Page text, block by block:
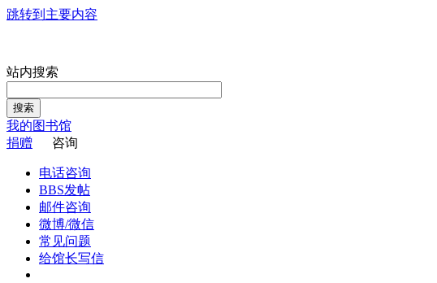
跳转到主要内容
站内搜索
搜索
我的图书馆
捐赠
咨询
电话咨询
BBS发帖
邮件咨询
微博/微信
常见问题
给馆长写信